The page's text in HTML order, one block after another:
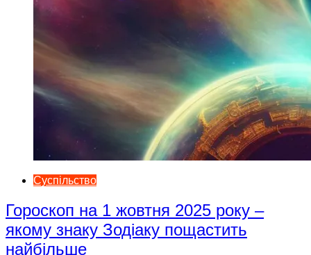
Суспільство
Гороскоп на 1 жовтня 2025 року –
якому знаку Зодіаку пощастить
найбільше